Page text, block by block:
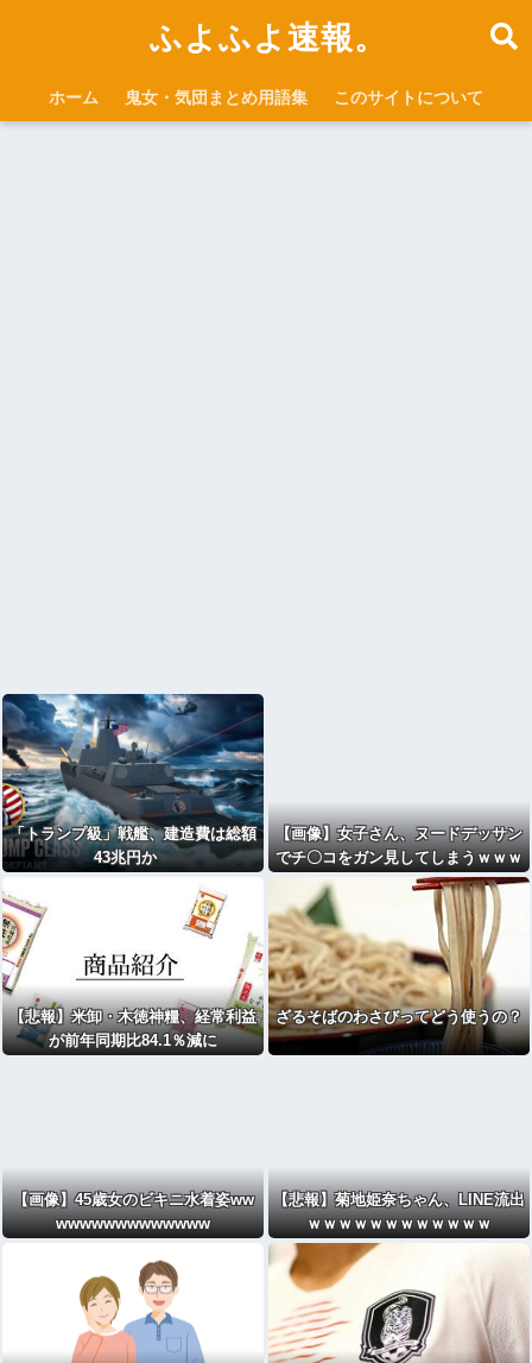
ふよふよ速報。
ホーム 鬼女・気団まとめ用語集 このサイトについて
「トランプ級」戦艦、建造費は総額
43兆円か
【画像】女子さん、ヌードデッサン
でチ〇コをガン見してしまうｗｗｗ
wｗｗｗｗｗｗｗｗ
【悲報】米卸・木徳神糧、経常利益
が前年同期比84.1％減に
ざるそばのわさびってどう使うの？
【画像】45歳女のビキニ水着姿ww
wwwwwwwwwwwww
【悲報】菊地姫奈ちゃん、LINE流出
ｗｗｗｗｗｗｗｗｗｗｗｗ